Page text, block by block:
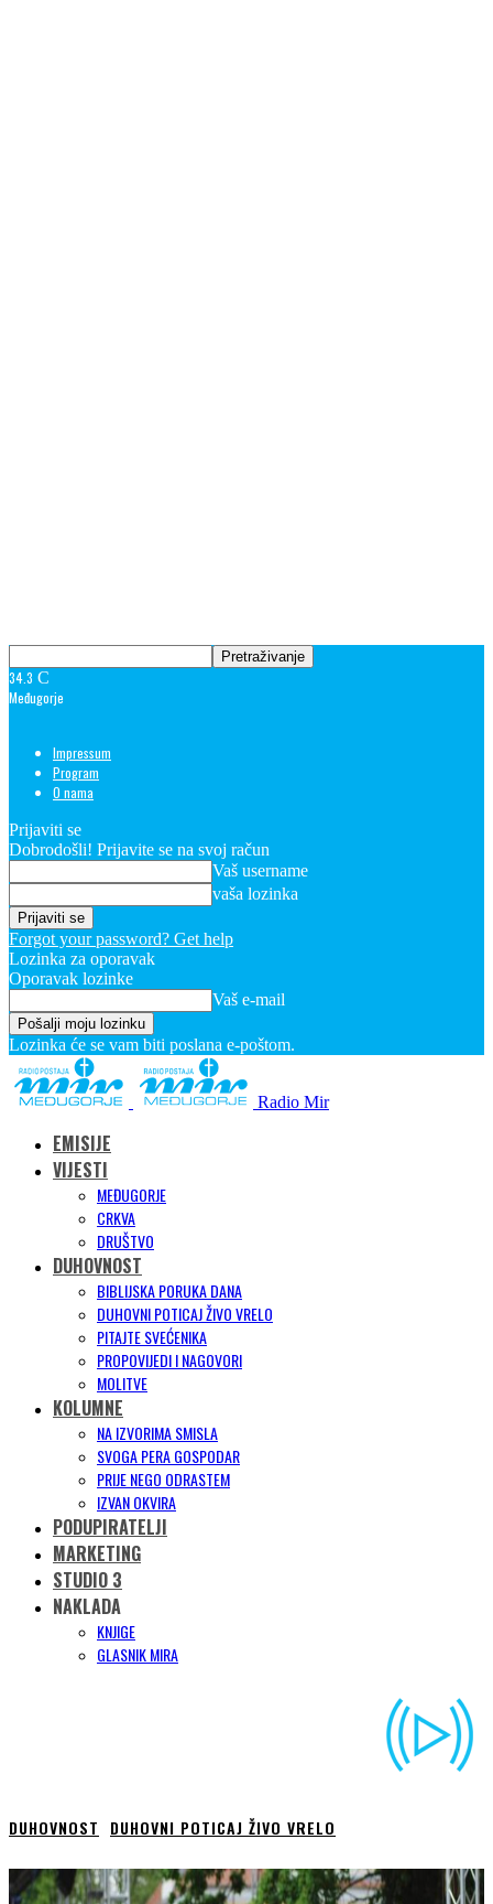
34.3 C
Međugorje
Impressum
Program
O nama
Prijaviti se
Dobrodošli! Prijavite se na svoj račun
Vaš username
vaša lozinka
Forgot your password? Get help
Lozinka za oporavak
Oporavak lozinke
Vaš e-mail
Lozinka će se vam biti poslana e-poštom.
Radio Mir
EMISIJE
VIJESTI
MEĐUGORJE
CRKVA
DRUŠTVO
DUHOVNOST
BIBLIJSKA PORUKA DANA
DUHOVNI POTICAJ ŽIVO VRELO
PITAJTE SVEĆENIKA
PROPOVIJEDI I NAGOVORI
MOLITVE
KOLUMNE
NA IZVORIMA SMISLA
SVOGA PERA GOSPODAR
PRIJE NEGO ODRASTEM
IZVAN OKVIRA
PODUPIRATELJI
MARKETING
STUDIO 3
NAKLADA
KNJIGE
GLASNIK MIRA
DUHOVNOST DUHOVNI POTICAJ ŽIVO VRELO